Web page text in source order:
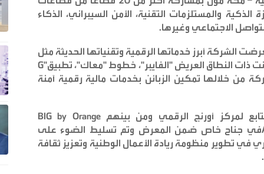
والمستلزمات التقنية، الأمن السيبراني، الذكاء
الاجتماعي وغيرها.
أبرز خدماتها الرقمية وتقنياتها الحديثة مثل
G"ذات النطاق العريض "الفايبر"، خطوط "معاك"، تطبيق
من خلالها تمكين الزبائن بخدمات مالية رقمية آمنة
BIG by Orange لمركز أورنج الرقمي ومن بينهم
في جناح خاص ضمن المعرض وتم تسليط الضوء على
تطوير منظومة ريادة الأعمال الوطنية وتعزيز ثقافة
.